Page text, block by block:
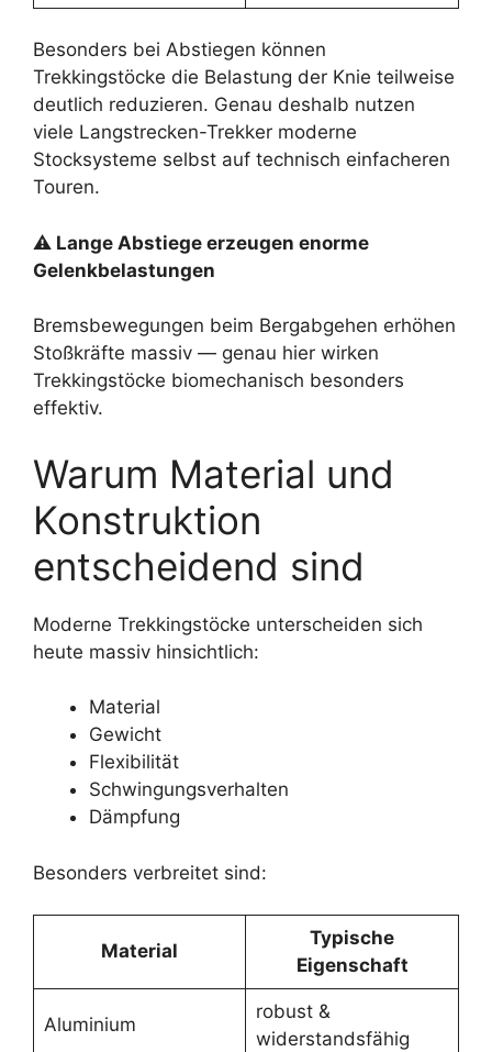
Besonders bei Abstiegen können
Trekkingstöcke die Belastung der Knie teilweise
deutlich reduzieren. Genau deshalb nutzen
viele Langstrecken-Trekker moderne
Stocksysteme selbst auf technisch einfacheren
Touren.
⚠ Lange Abstiege erzeugen enorme
Gelenkbelastungen
Bremsbewegungen beim Bergabgehen erhöhen
Stoßkräfte massiv — genau hier wirken
Trekkingstöcke biomechanisch besonders
effektiv.
Warum Material und
Konstruktion
entscheidend sind
Moderne Trekkingstöcke unterscheiden sich
heute massiv hinsichtlich:
Material
Gewicht
Flexibilität
Schwingungsverhalten
Dämpfung
Besonders verbreitet sind:
Material
Typische
Eigenschaft
Aluminium
robust &
widerstandsfähig